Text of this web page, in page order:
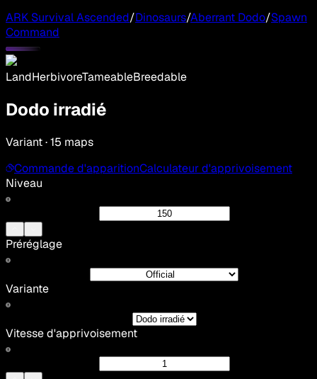
ARK Survival Ascended/Dinosaurs/Aberrant Dodo/Spawn
Command
LandHerbivoreTameableBreedable
Dodo irradié
Variant · 15 maps
Commande d'apparitionCalculateur d'apprivoisement
Niveau
Préréglage
Variante
Vitesse d'apprivoisement